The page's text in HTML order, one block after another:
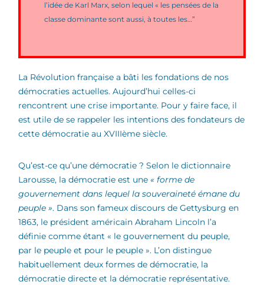
l’idée de Karl Marx, selon lequel « les pensées de la
classe dominante sont aussi, à toutes les…”
La Révolution française a bâti les fondations de nos
démocraties actuelles. Aujourd’hui celles-ci
rencontrent une crise importante. Pour y faire face, il
est utile de se rappeler les intentions des fondateurs de
cette démocratie au XVIIIème siècle.
Qu’est-ce qu’une démocratie ? Selon le dictionnaire
Larousse, la démocratie est une« forme de
gouvernement dans lequel la souveraineté émane du
peuple ». Dans son fameux discours de Gettysburg en
1863, le président américain Abraham Lincoln l’a
définie comme étant « le gouvernement du peuple,
par le peuple et pour le peuple ». L’on distingue
habituellement deux formes de démocratie, la
démocratie directe et la démocratie représentative.